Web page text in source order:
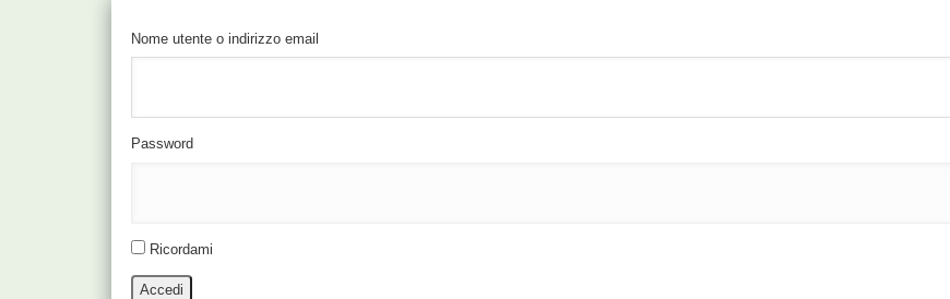
Nome utente o indirizzo email
Password
Ricordami
Accedi